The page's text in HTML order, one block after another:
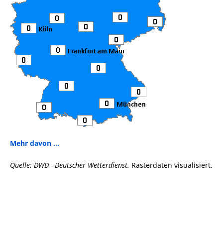
Mehr davon ...
Quelle: DWD - Deutscher Wetterdienst. Rasterdaten visualisiert.